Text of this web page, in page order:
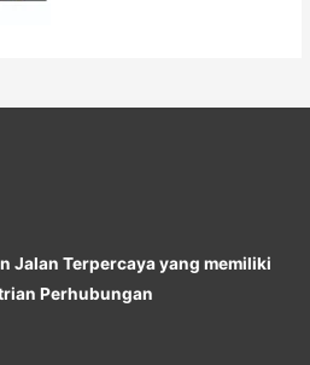
Jalan Terpercaya yang memiliki
Perhubungan